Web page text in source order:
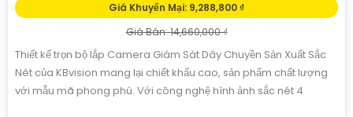
Giá Khuyến Mại: 9,288,800 ₫
Giá Bán: 14,660,000 ₫
Thiết kế trọn bộ lắp Camera Giám Sát Dây Chuyền Sản Xuất Sắc
Nét của KBvision mang lại chiết khấu cao, sản phẩm chất lượng
với mẫu mã phong phú. Với công nghệ hình ảnh sắc nét 4